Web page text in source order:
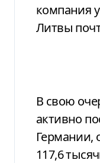
компания
Литвы
В свою
активно
Германии,
117,6